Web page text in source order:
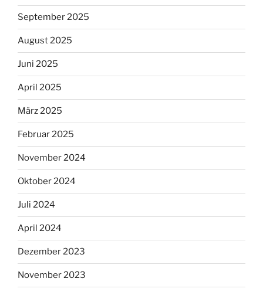
September 2025
August 2025
Juni 2025
April 2025
März 2025
Februar 2025
November 2024
Oktober 2024
Juli 2024
April 2024
Dezember 2023
November 2023